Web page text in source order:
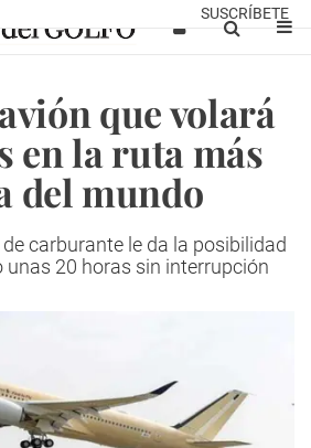
SUSCRÍBETE
que volará
en la ruta más
del mundo
carburante le da la posibilidad
unas 20 horas sin interrupción